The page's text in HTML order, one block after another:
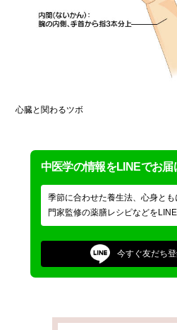
心臓と関わるツボ
中医学の情報をLINEでお届
季節に合わせた養生法、心身と
門家監修の薬膳レシピなどを
今すぐ友だち登